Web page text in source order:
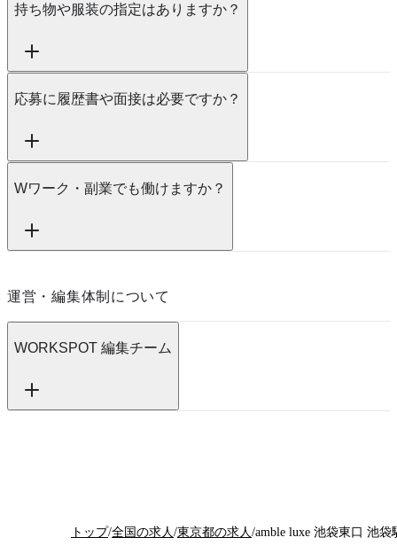
持ち物や服装の指定はありますか？
応募に履歴書や面接は必要ですか？
Wワーク・副業でも働けますか？
運営・編集体制について
WORKSPOT 編集チーム
トップ/全国の求人 /東京都の求人 /